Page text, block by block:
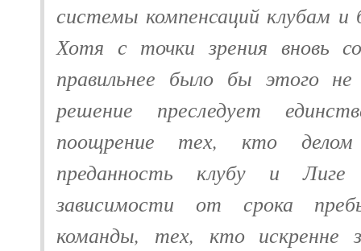
системы компенсаций клубам и
Хотя с точки зрения вновь
правильнее было бы этого не
решение преследует
поощрение тех, кто делом
преданность клубу и
зависимости от срока
команды, тех, кто искренне